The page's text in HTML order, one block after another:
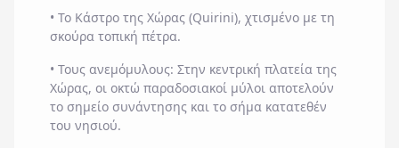
• Το Κάστρο της Χώρας (Quirini), χτισμένο με τη
σκούρα τοπική πέτρα.
• Τους ανεμόμυλους: Στην κεντρική πλατεία της
Χώρας, οι οκτώ παραδοσιακοί μύλοι αποτελούν
το σημείο συνάντησης και το σήμα κατατεθέν
του νησιού.